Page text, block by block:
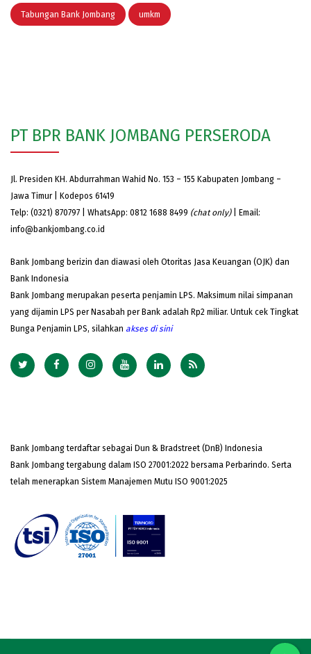
Tabungan Bank Jombang umkm
PT BPR BANK JOMBANG PERSERODA
Jl. Presiden KH. Abdurrahman Wahid No. 153 – 155 Kabupaten Jombang –
Jawa Timur | Kodepos 61419
Telp: (0321) 870797 | WhatsApp: 0812 1688 8499 (chat only)| Email:
info@bankjombang.co.id
Bank Jombang berizin dan diawasi oleh Otoritas Jasa Keuangan (OJK) dan
Bank Indonesia
Bank Jombang merupakan peserta penjamin LPS. Maksimum nilai simpanan
yang dijamin LPS per Nasabah per Bank adalah Rp2 miliar. Untuk cek Tingkat
Bunga Penjamin LPS, silahkan akses di sini
Bank Jombang terdaftar sebagai Dun & Bradstreet (DnB) Indonesia
Bank Jombang tergabung dalam ISO 27001:2022 bersama Perbarindo. Serta
telah menerapkan Sistem Manajemen Mutu ISO 9001:2025